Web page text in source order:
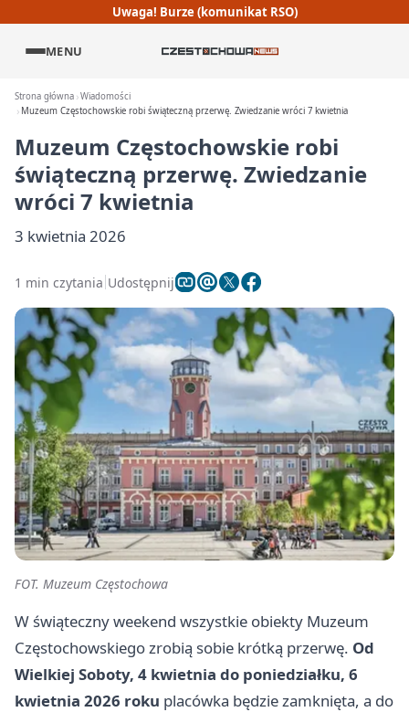
Uwaga! Burze (komunikat RSO)
MENU
Strona główna Wiadomości
Muzeum Częstochowskie robi świąteczną przerwę. Zwiedzanie wróci 7 kwietnia
Muzeum Częstochowskie robi
świąteczną przerwę. Zwiedzanie
wróci 7 kwietnia
3 kwietnia 2026
1 min czytania Udostępnij
FOT. Muzeum Częstochowa
W świąteczny weekend wszystkie obiekty Muzeum
Częstochowskiego zrobią sobie krótką przerwę. Od
Wielkiej Soboty, 4 kwietnia do poniedziałku, 6
kwietnia 2026 roku placówka będzie zamknięta, a do